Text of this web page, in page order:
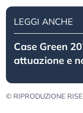
LEGGI ANCHE
Case Green
attuazione e
© RIPRODUZIONE